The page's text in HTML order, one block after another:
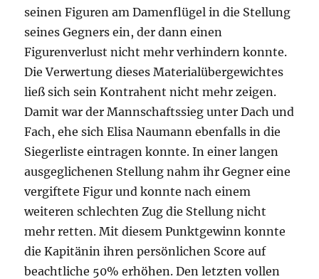
seinen Figuren am Damenflügel in die Stellung
seines Gegners ein, der dann einen
Figurenverlust nicht mehr verhindern konnte.
Die Verwertung dieses Materialübergewichtes
ließ sich sein Kontrahent nicht mehr zeigen.
Damit war der Mannschaftssieg unter Dach und
Fach, ehe sich Elisa Naumann ebenfalls in die
Siegerliste eintragen konnte. In einer langen
ausgeglichenen Stellung nahm ihr Gegner eine
vergiftete Figur und konnte nach einem
weiteren schlechten Zug die Stellung nicht
mehr retten. Mit diesem Punktgewinn konnte
die Kapitänin ihren persönlichen Score auf
beachtliche 50% erhöhen. Den letzten vollen